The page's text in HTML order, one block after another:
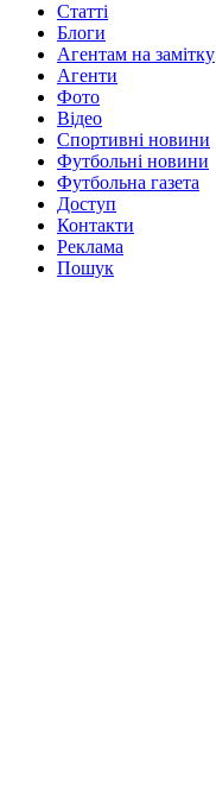
Статті
Блоги
Агентам на замітку
Агенти
Фото
Відео
Спортивні новини
Футбольні новини
Футбольна газета
Доступ
Контакти
Реклама
Пошук